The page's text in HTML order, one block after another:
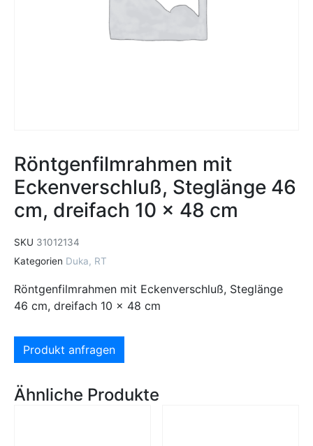
Röntgenfilmrahmen mit
Eckenverschluß, Steglänge 46
cm, dreifach 10 x 48 cm
SKU 31012134
Kategorien Duka, RT
Röntgenfilmrahmen mit Eckenverschluß, Steglänge
46 cm, dreifach 10 x 48 cm
Produkt anfragen
Ähnliche Produkte